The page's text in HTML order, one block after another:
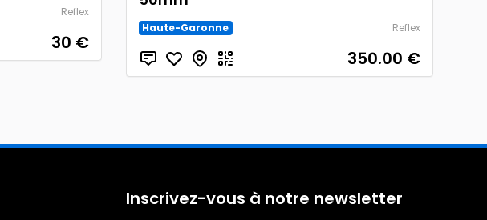
Reflex
30 €
Haute-Garonne Reflex
350.00 €
Inscrivez-vous à notre newsletter